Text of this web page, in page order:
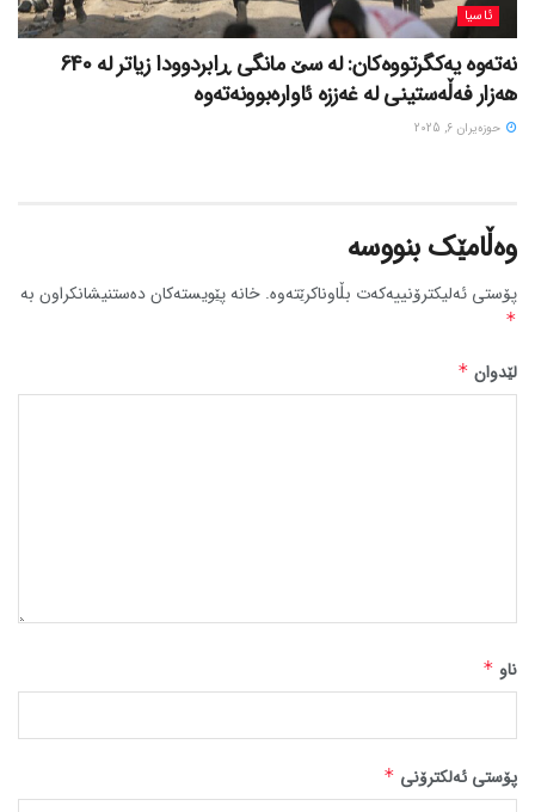
ئاسیا
نەتەوە یەکگرتووەکان: لە سێ مانگی ڕابردوودا زیاتر لە 640
هەزار فەڵەستینی لە غەززە ئاوارەبوونەتەوە
حوزه‌یران 6, 2025
وەڵامێک بنووسە
پۆستی ئەلیکترۆنییەکەت بڵاوناکرێتەوە. خانە پێویستەکان دەستنیشانکراون بە
*
لێدوان *
ناو *
پۆستی ئەلکترۆنی *